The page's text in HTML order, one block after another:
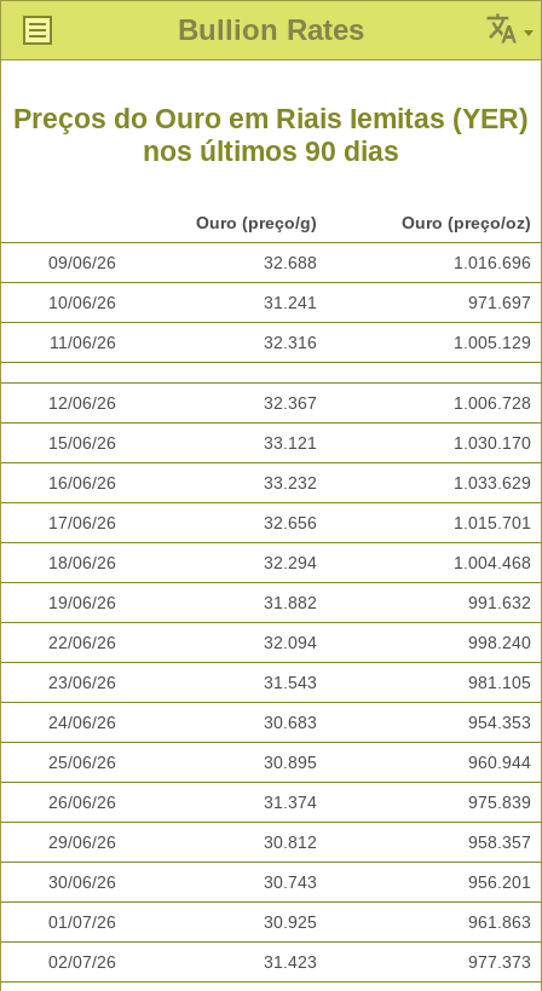
Bullion Rates
Preços do Ouro em Riais Iemitas (YER)
nos últimos 90 dias
Ouro (preço/g) Ouro (preço/oz)
09/06/26 32.688 1.016.696
10/06/26 31.241 971.697
11/06/26 32.316 1.005.129
12/06/26 32.367 1.006.728
15/06/26 33.121 1.030.170
16/06/26 33.232 1.033.629
17/06/26 32.656 1.015.701
18/06/26 32.294 1.004.468
19/06/26 31.882 991.632
22/06/26 32.094 998.240
23/06/26 31.543 981.105
24/06/26 30.683 954.353
25/06/26 30.895 960.944
26/06/26 31.374 975.839
29/06/26 30.812 958.357
30/06/26 30.743 956.201
01/07/26 30.925 961.863
02/07/26 31.423 977.373